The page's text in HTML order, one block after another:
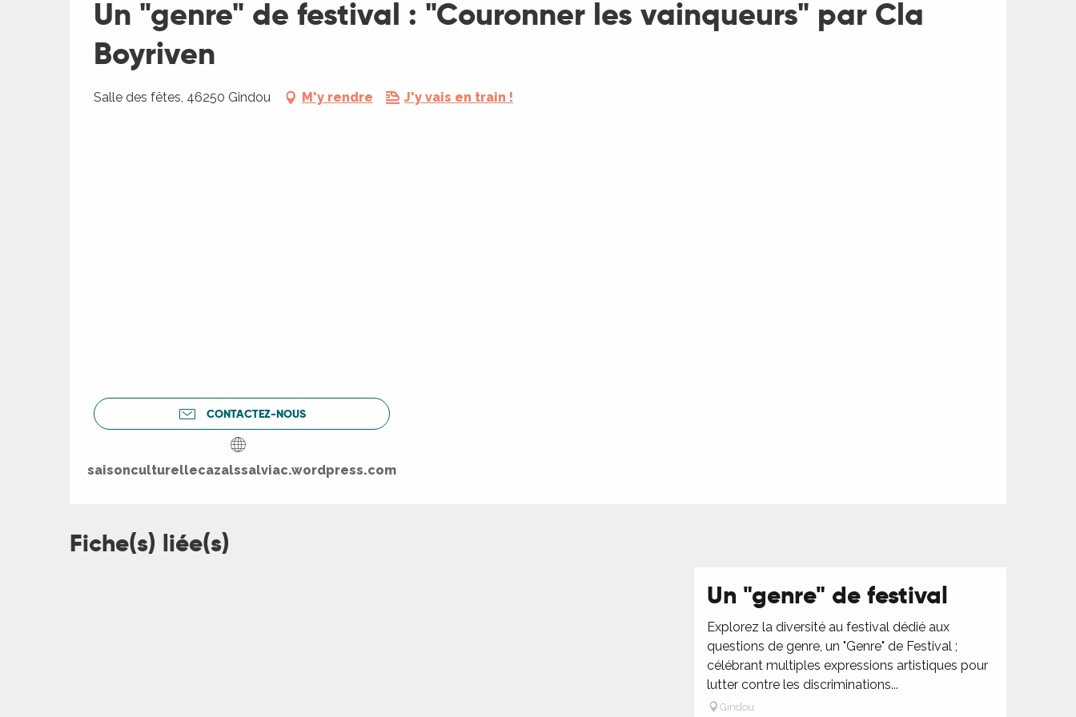
Un "genre" de festival : "Couronner les vainqueurs" par Cla
Boyriven
Salle des fêtes, 46250 Gindou M'y rendre J'y vais en train !
CONTACTEZ-NOUS
saisonculturellecazalssalviac.wordpress.com
Fiche(s) liée(s)
Un "genre" de festival
Explorez la diversité au festival dédié aux
questions de genre, un "Genre" de Festival ;
célébrant multiples expressions artistiques pour
lutter contre les discriminations...
Gindou